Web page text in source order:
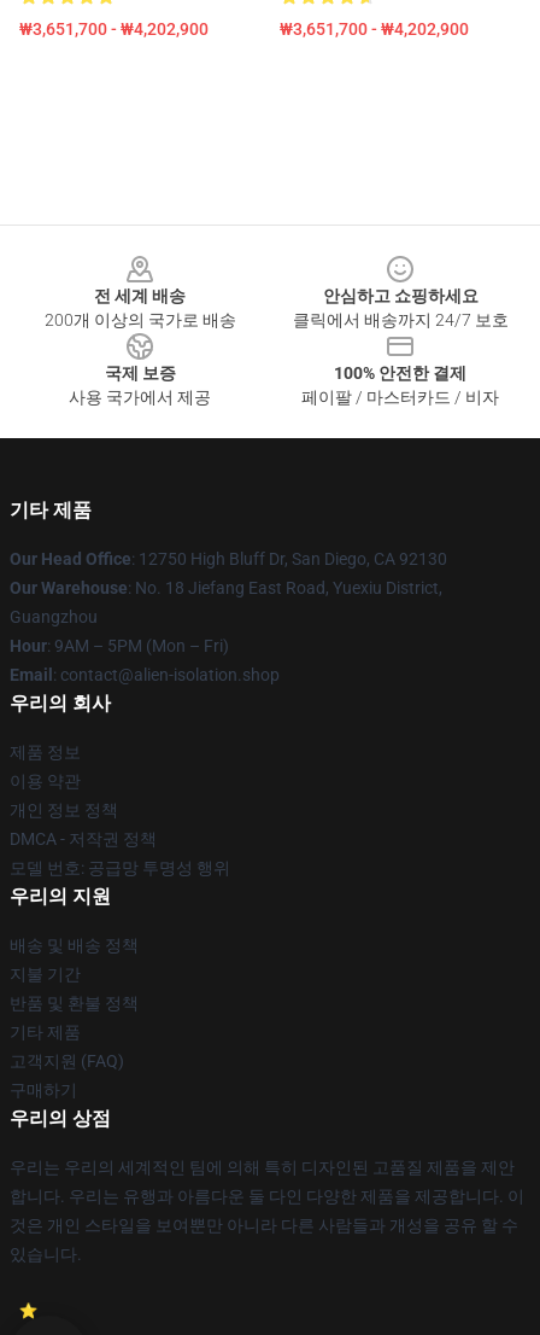
₩3,651,700 - ₩4,202,900 ₩3,651,700 - ₩4,202,900
전 세계 배송
200개 이상의 국가로 배송
안심하고 쇼핑하세요
클릭에서 배송까지 24/7 보호
국제 보증
사용 국가에서 제공
100% 안전한 결제
페이팔 / 마스터카드 / 비자
기타 제품
Our Head Office: 12750 High Bluff Dr, San Diego, CA 92130
Our Warehouse: No. 18 Jiefang East Road, Yuexiu District,
Guangzhou
Hour: 9AM – 5PM (Mon – Fri)
Email : contact@alien-isolation.shop
우리의 회사
제품 정보
이용 약관
개인 정보 정책
DMCA - 저작권 정책
모델 번호: 공급망 투명성 행위
우리의 지원
배송 및 배송 정책
지불 기간
반품 및 환불 정책
기타 제품
고객지원 (FAQ)
구매하기
우리의 상점
우리는 우리의 세계적인 팀에 의해 특히 디자인된 고품질 제품을 제안
합니다. 우리는 유행과 아름다운 둘 다인 다양한 제품을 제공합니다. 이
것은 개인 스타일을 보여뿐만 아니라 다른 사람들과 개성을 공유 할 수
있습니다.